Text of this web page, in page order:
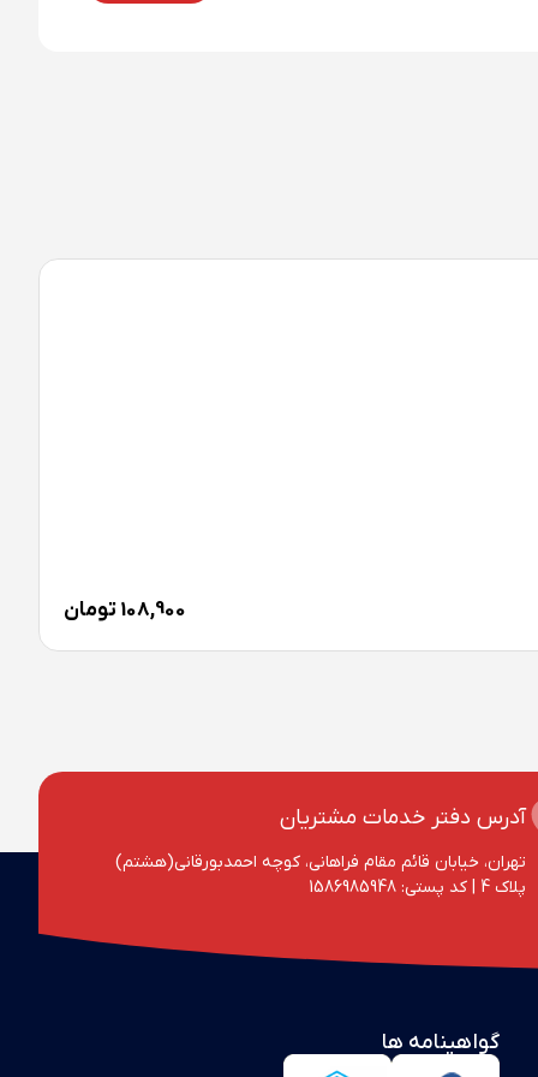
108,900تومان
آدرس دفتر خدمات مشتریان
تهران، خیابان قائم مقام فراهانی، کوچه احمد‌بورقانی(هشتم)
پلاک 4‌ | کد پستی: 1586985948
گواهینامه ها